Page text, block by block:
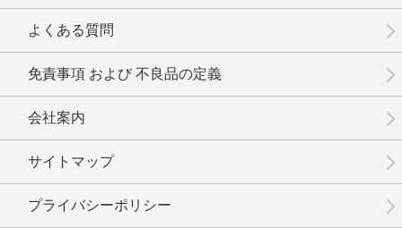
よくある質問
免責事項 および 不良品の定義
会社案内
サイトマップ
プライバシーポリシー